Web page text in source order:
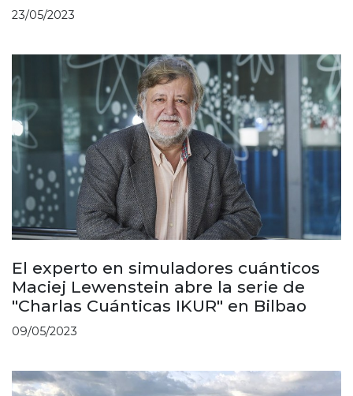
23/05/2023
El experto en simuladores cuánticos
Maciej Lewenstein abre la serie de
"Charlas Cuánticas IKUR" en Bilbao
09/05/2023